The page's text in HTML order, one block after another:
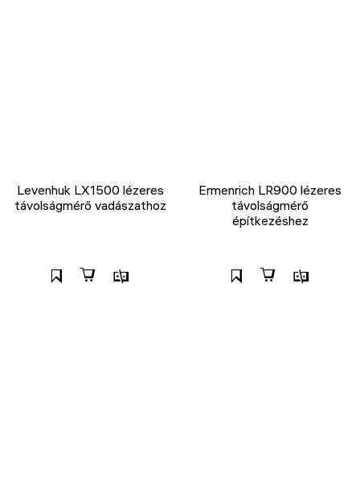
Levenhuk LX1500 lézeres
távolságmérő vadászathoz
Ermenrich LR900 lézeres
távolságmérő
építkezéshez